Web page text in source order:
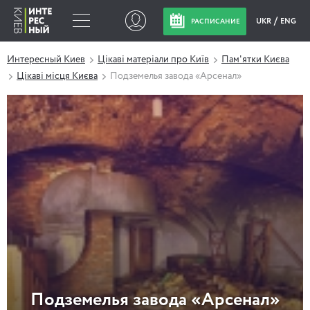
РАСПИСАНИЕ UKR ENG
Интересный Киев Цікаві матеріали про Київ
Пам'ятки Києва
Цікаві місця Києва
Подземелья завода «Арсенал»
Подземелья завода «Арсенал»